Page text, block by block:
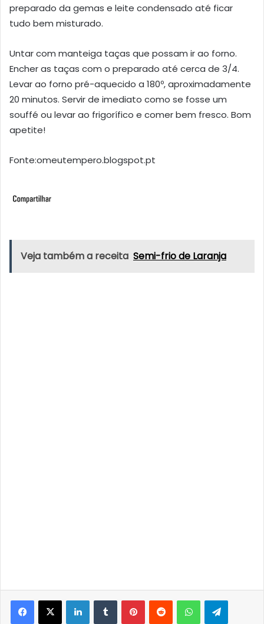
preparado da gemas e leite condensado até ficar
tudo bem misturado.
Untar com manteiga taças que possam ir ao forno.
Encher as taças com o preparado até cerca de 3/4.
Levar ao forno pré-aquecido a 180º, aproximadamente
20 minutos. Servir de imediato como se fosse um
souffé ou levar ao frigorífico e comer bem fresco. Bom
apetite!
Fonte:omeutempero.blogspot.pt
Veja também a receita Semi-frio de Laranja
LinkedInTumblrPinterestReddit WhatsApp